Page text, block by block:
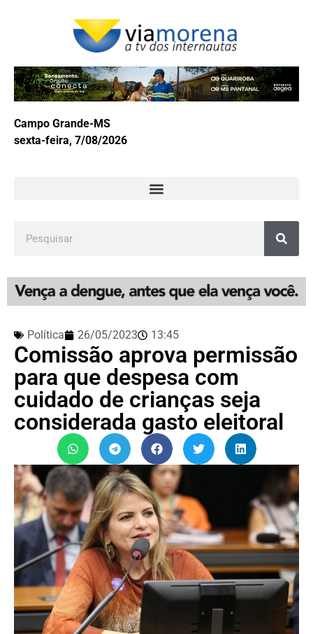
Campo Grande-MS
sexta-feira, 7/08/2026
Política 26/05/2023 13:45
Comissão aprova permissão
para que despesa com
cuidado de crianças seja
considerada gasto eleitoral